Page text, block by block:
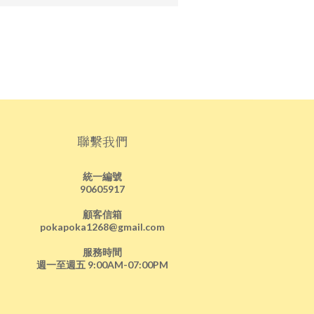
聯繫我們
統一編號
90605917
顧客信箱
pokapoka1268@gmail.com
服務時間
週一至週五 9:00AM-07:00PM